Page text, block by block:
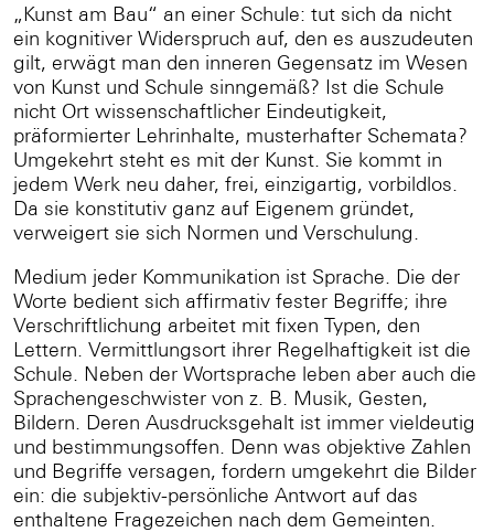
„Kunst am Bau“ an einer Schule: tut sich da nicht
ein kognitiver Widerspruch auf, den es auszudeuten
gilt, erwägt man den inneren Gegensatz im Wesen
von Kunst und Schule sinngemäß? Ist die Schule
nicht Ort wissenschaftlicher Eindeutigkeit,
präformierter Lehrinhalte, musterhafter Schemata?
Umgekehrt steht es mit der Kunst. Sie kommt in
jedem Werk neu daher, frei, einzigartig, vorbildlos.
Da sie konstitutiv ganz auf Eigenem gründet,
verweigert sie sich Normen und Verschulung.
Medium jeder Kommunikation ist Sprache. Die der
Worte bedient sich affirmativ fester Begriffe; ihre
Verschriftlichung arbeitet mit fixen Typen, den
Lettern. Vermittlungsort ihrer Regelhaftigkeit ist die
Schule. Neben der Wortsprache leben aber auch die
Sprachengeschwister von z. B. Musik, Gesten,
Bildern. Deren Ausdrucksgehalt ist immer vieldeutig
und bestimmungsoffen. Denn was objektive Zahlen
und Begriffe versagen, fordern umgekehrt die Bilder
ein: die subjektiv-persönliche Antwort auf das
enthaltene Fragezeichen nach dem Gemeinten.